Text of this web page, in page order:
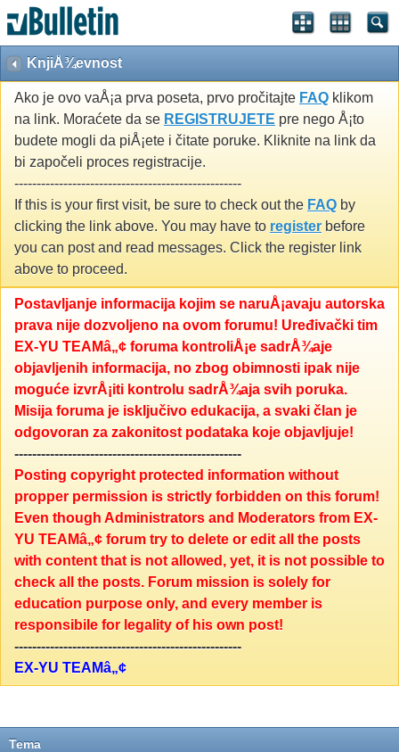
KnjiÅ¾evnost
Ako je ovo vaÅ¡a prva poseta, prvo pročitajte FAQ klikom
na link. Moraćete da se REGISTRUJETE pre nego Å¡to
budete mogli da piÅ¡ete i čitate poruke. Kliknite na link da
bi započeli proces registracije.
---------------------------------------------------
If this is your first visit, be sure to check out the FAQ by
clicking the link above. You may have to register before
you can post and read messages. Click the register link
above to proceed.
Postavljanje informacija kojim se naruÅ¡avaju autorska
prava nije dozvoljeno na ovom forumu! Uređivački tim
EX-YU TEAMâ„¢ foruma kontroliÅ¡e sadrÅ¾aje
objavljenih informacija, no zbog obimnosti ipak nije
moguće izvrÅ¡iti kontrolu sadrÅ¾aja svih poruka.
Misija foruma je isključivo edukacija, a svaki član je
odgovoran za zakonitost podataka koje objavljuje!
---------------------------------------------------
Posting copyright protected information without
propper permission is strictly forbidden on this forum!
Even though Administrators and Moderators from EX-
YU TEAMâ„¢ forum try to delete or edit all the posts
with content that is not allowed, yet, it is not possible to
check all the posts. Forum mission is solely for
education purpose only, and every member is
responsibile for legality of his own post!
---------------------------------------------------
EX-YU TEAMâ„¢
Tema